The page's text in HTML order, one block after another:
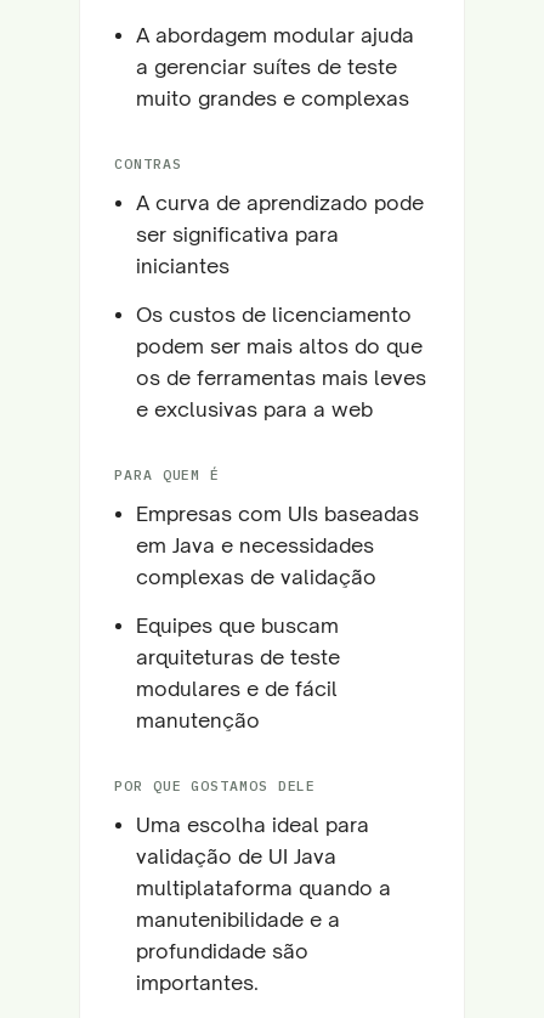
A abordagem modular ajuda
a gerenciar suítes de teste
muito grandes e complexas
CONTRAS
A curva de aprendizado pode
ser significativa para
iniciantes
Os custos de licenciamento
podem ser mais altos do que
os de ferramentas mais leves
e exclusivas para a web
PARA QUEM É
Empresas com UIs baseadas
em Java e necessidades
complexas de validação
Equipes que buscam
arquiteturas de teste
modulares e de fácil
manutenção
POR QUE GOSTAMOS DELE
Uma escolha ideal para
validação de UI Java
multiplataforma quando a
manutenibilidade e a
profundidade são
importantes.